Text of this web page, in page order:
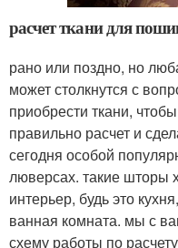
расчет ткани для
рано или поздно, но
может столкнутся с
приобрести ткани,
правильно расчет и
сегодня особой
люверсах. такие шторы
интерьер, будь это
ванная комната. мы с
схему работы по